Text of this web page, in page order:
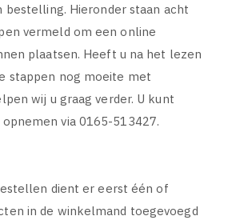
bestelling. Hieronder staan acht
vermeld om een online
plaatsen. Heeft u na het lezen
stappen nog moeite met
wij u graag verder. U kunt
via 0165-513427.
dient er eerst één of
in de winkelmand toegevoegd